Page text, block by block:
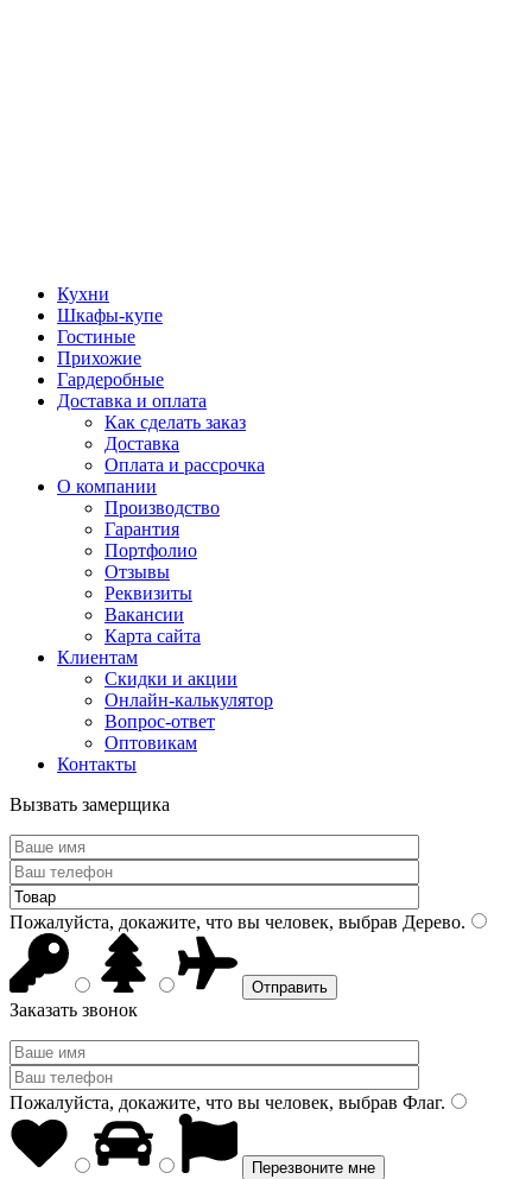
Кухни
Шкафы-купе
Гостиные
Прихожие
Гардеробные
Доставка и оплата
Как сделать заказ
Доставка
Оплата и рассрочка
О компании
Производство
Гарантия
Портфолио
Отзывы
Реквизиты
Вакансии
Карта сайта
Клиентам
Скидки и акции
Онлайн-калькулятор
Вопрос-ответ
Оптовикам
Контакты
Вызвать замерщика
Пожалуйста, докажите, что вы человек, выбрав Дерево.
Заказать звонок
Пожалуйста, докажите, что вы человек, выбрав Флаг.